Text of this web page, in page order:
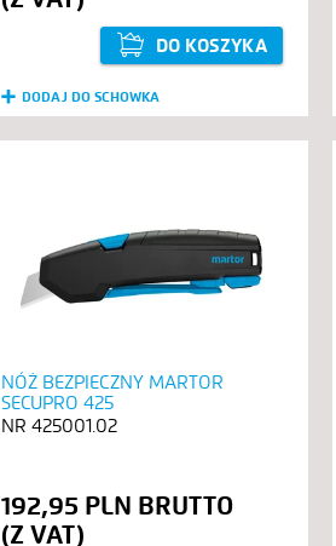
DO KOSZYKA
DODAJ DO SCHOWKA
NÓŻ BEZPIECZNY MARTOR
SECUPRO 425
425001.02
192,95 PLN